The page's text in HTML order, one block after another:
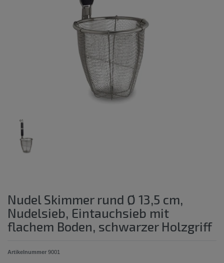
Nudel Skimmer rund Ø 13,5 cm,
Nudelsieb, Eintauchsieb mit
flachem Boden, schwarzer Holzgriff
Artikelnummer 9001